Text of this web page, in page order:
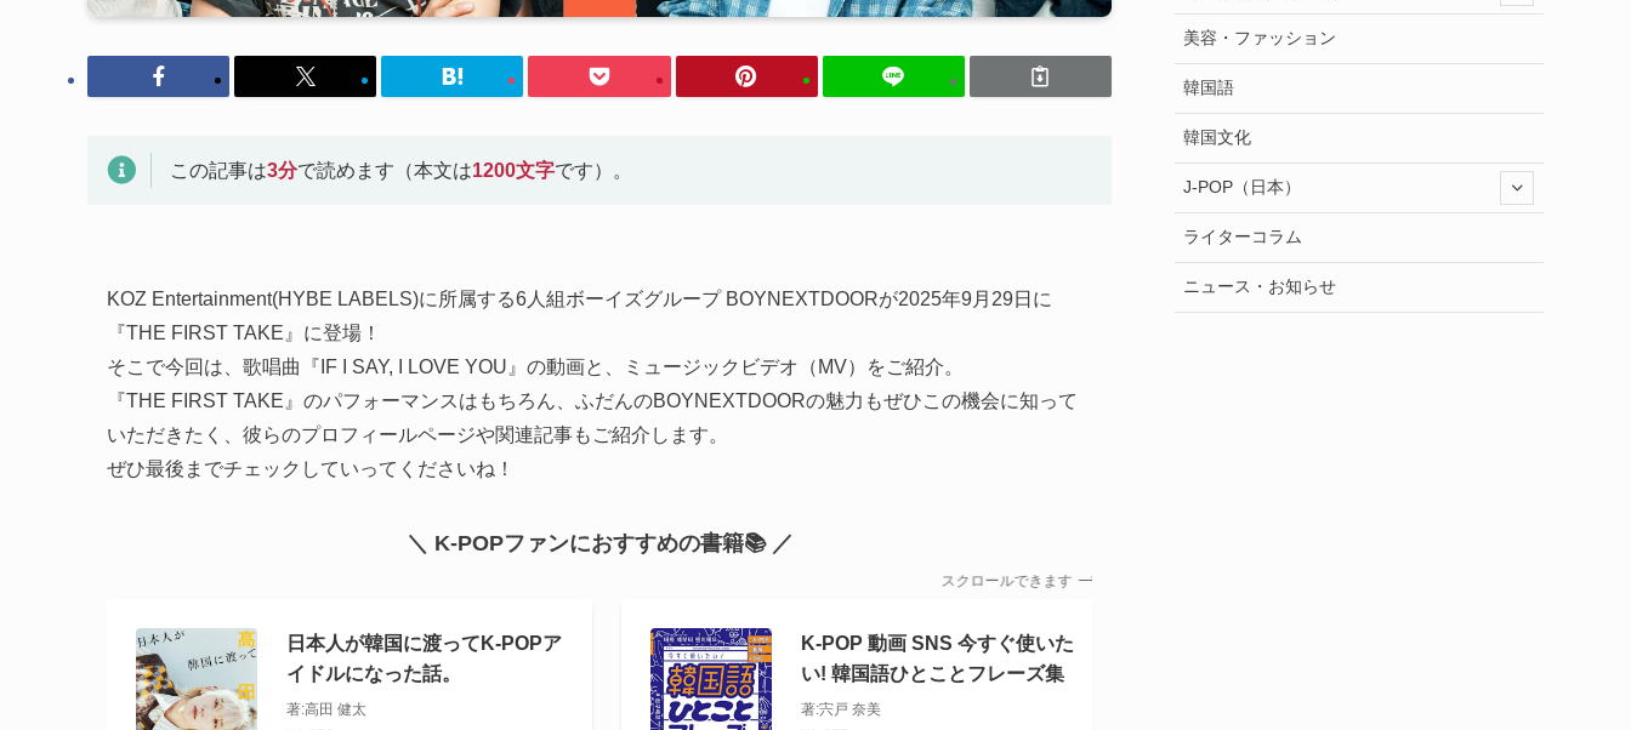
この記事は3分で読めます（本文は1200文字です）。
KOZ Entertainment(HYBE LABELS)に所属する6人組ボーイズグループ BOYNEXTDOORが2025年9月29日に
『THE FIRST TAKE』に登場！
そこで今回は、歌唱曲『IF I SAY, I LOVE YOU』の動画と、ミュージックビデオ（MV）をご紹介。
『THE FIRST TAKE』のパフォーマンスはもちろん、ふだんのBOYNEXTDOORの魅力もぜひこの機会に知って
いただきたく、彼らのプロフィールページや関連記事もご紹介します。
ぜひ最後までチェックしていってくださいね！
＼ K-POPファンにおすすめの書籍📚 ／
スクロールできます
日本人が韓国に渡ってK-POPア
イドルになった話。
著:高田 健太
K-POP 動画 SNS 今すぐ使いた
い! 韓国語ひとことフレーズ集
著:宍戸 奈美
美容・ファッション
韓国語
韓国文化
J-POP（日本）
ライターコラム
ニュース・お知らせ